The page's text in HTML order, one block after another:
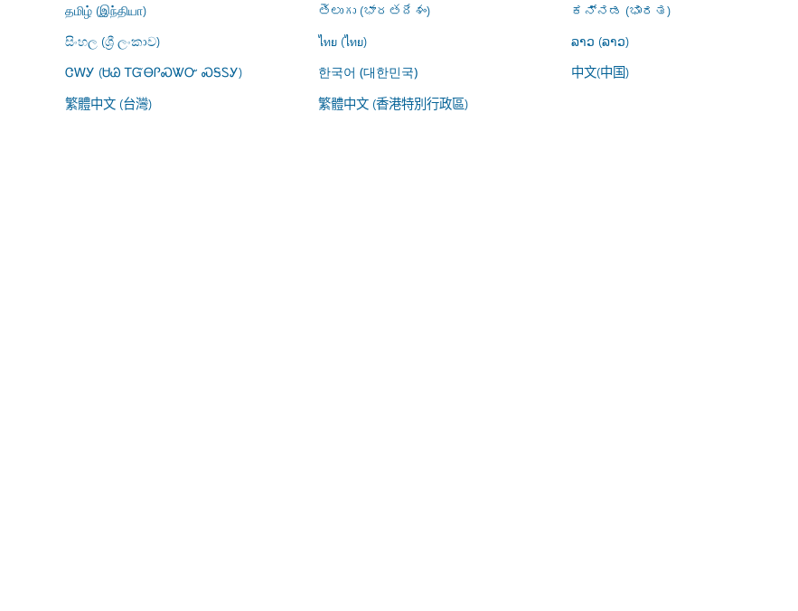
தமிழ் (இந்தியா)
తెలుగు (భారతదేశం) ಕನ್ನಡ (ಭಾರತ)
සිංහල (ශ්‍රී ලංකාව)
ไทย (ไทย) ລາວ (ລາວ)
ᏣᎳᎩ (ᏌᏊ ᎢᏳᎾᎵᏍᏔᏅ ᏍᎦᏚᎩ)
한국어 (대한민국) 中文(中国)
繁體中文 (台灣) 繁體中文 (香港特別行政區)